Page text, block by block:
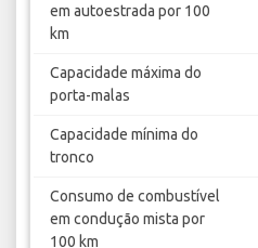
em autoestrada por 100
km
Capacidade máxima do
porta-malas
Capacidade mínima do
tronco
Consumo de combustível
em condução mista por
100 km